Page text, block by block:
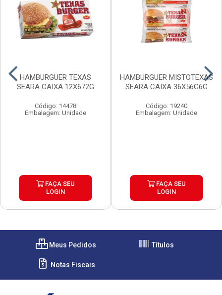
HAMBURGUER TEXAS
SEARA CAIXA 12X672G
Código: 14478
Embalagem: Unidade
FAÇA SEU
LOGIN
HAMBURGUER MISTOTEXAS
SEARA CAIXA 36X56G6G
Código: 19240
Embalagem: Unidade
FAÇA SEU
LOGIN
Meus Pedidos Títulos
Notas Fiscais